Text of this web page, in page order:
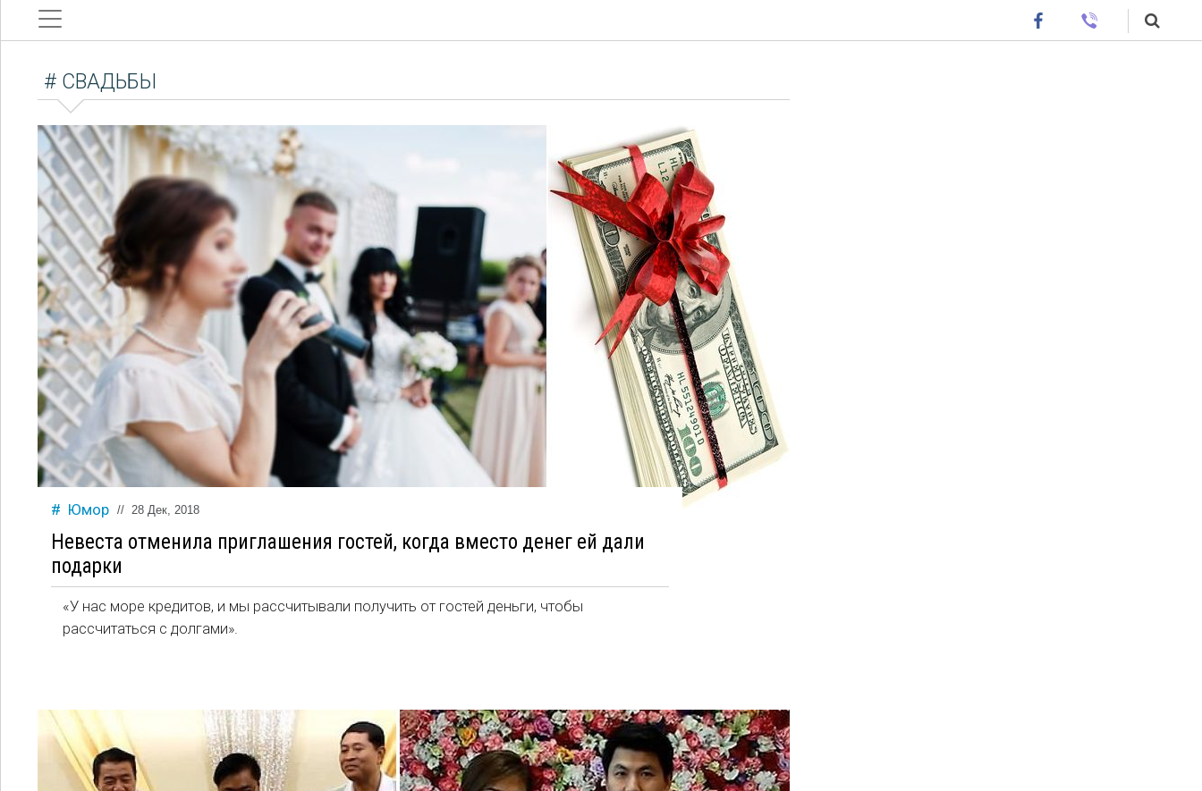
# СВАДЬБЫ
Юмор // 28 Дек, 2018
Невеста отменила приглашения гостей, когда вместо денег ей дали
подарки
«У нас море кредитов, и мы рассчитывали получить от гостей деньги, чтобы
рассчитаться с долгами».